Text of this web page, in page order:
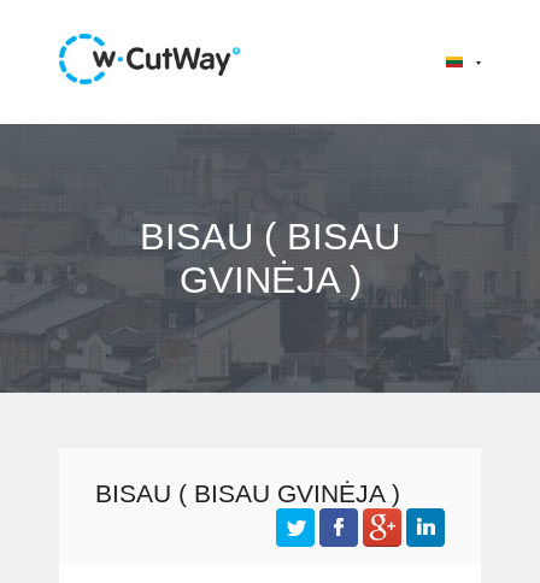
BISAU ( BISAU
GVINĖJA )
BISAU ( BISAU GVINĖJA )